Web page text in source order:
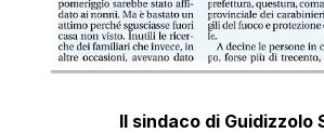
Il sindaco di Guidizzolo